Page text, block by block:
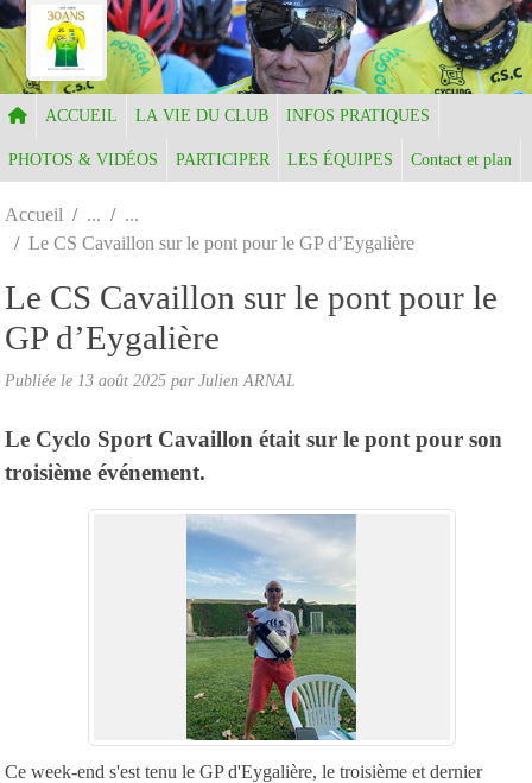
ACCUEIL LA VIE DU CLUB INFOS PRATIQUES
PHOTOS & VIDÉOS PARTICIPER LES ÉQUIPES Contact et plan
Accueil
Le CS Cavaillon sur le pont pour le GP d’Eygalière
Le CS Cavaillon sur le pont pour le
GP d’Eygalière
Publiée le 13 août 2025 par Julien ARNAL
Le Cyclo Sport Cavaillon était sur le pont pour son
troisième événement.
Ce week-end s'est tenu le GP d'Eygalière, le troisième et dernier
Panneau de gestion des cookies